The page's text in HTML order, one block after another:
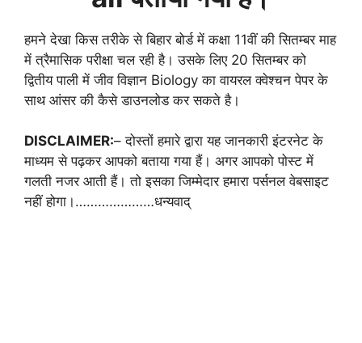
हमने देखा किस तरीके से बिहार बोर्ड में कक्षा 11वीं की सितम्बर माह
में त्रैमासिक परीक्षा चल रही है। उसके लिए 20 सितम्बर को
द्वितीय पाली में जीव विज्ञान Biology का वायरल क्वेश्चन पेपर के
साथ आंसर की कैसे डाउनलोड कर सकते है।
DISCLAIMER:– दोस्तों हमारे द्वारा यह जानकारी इंटरनेट के
माध्यम से पढ़कर आपको बताया गया हैं। अगर आपको पोस्ट में
गलती नजर आती हैं। तो इसका जिम्मेदार हमारा पर्सनल वेबसाइट
नहीं होगा।…………………धन्यवाद्